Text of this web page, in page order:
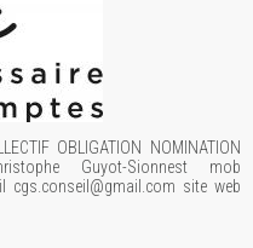
OBLIGATION NOMINATION
Guyot-Sionnest mob
cgs.conseil@gmail.com site web